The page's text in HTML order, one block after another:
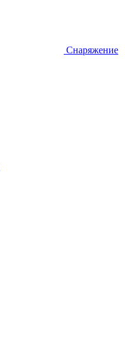
Снаряжение